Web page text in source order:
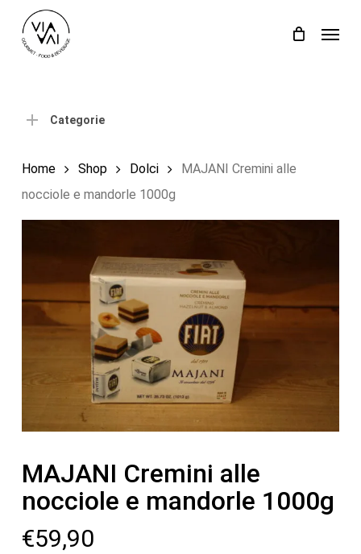
Carrello Close
Categorie
Home Shop Dolci
MAJANI Cremini alle
nocciole e mandorle 1000g
MAJANI Cremini alle
nocciole e mandorle 1000g
€59,90